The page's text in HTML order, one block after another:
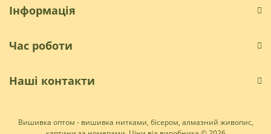
Інформація
Час роботи
Наші контакти
Вишивка оптом - вишивка нитками, бісером, алмазний живопис,